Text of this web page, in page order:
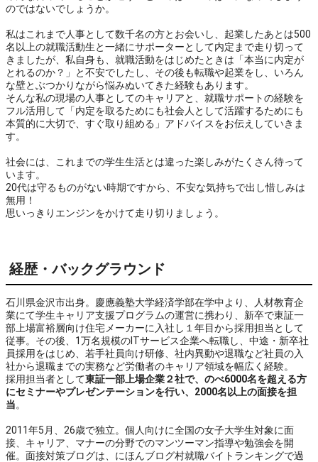
のではないでしょうか。
私はこれまで人事として数千名の方とお会いし、起業したあとは500
名以上の就職活動生と一緒にサポーターとして内定まで走り切って
きましたが、私自身も、就職活動をはじめたときは「本当に内定が
とれるのか？」と不安でしたし、その後も転職や起業をし、いろん
な壁とぶつかりながら悩みぬいてきた経験もあります。
そんな私の現場の人事としてのキャリアと、就職サポートの経験を
フル活用して「内定を取るためにも社会人として活躍するためにも
本質的に大切で、すぐ取り組める」アドバイスをお伝えしていきま
す。
社会には、これまでの学生生活とは違った楽しみがたくさん待って
います。
20代は守るものがない時期ですから、不安な気持ちで出し惜しみは
無用！
思いっきりエンジンをかけて走り切りましょう。
経歴・バックグラウンド
石川県金沢市出身。慶應義塾大学経済学部在学中より、人材教育企
業にて学生キャリア支援プログラムの運営に携わり、新卒で東証一
部上場富裕層向け住宅メーカーに入社し１年目から採用担当として
従事。その後、1万名規模のITサービス企業へ転職し、中途・新卒社
員採用をはじめ、若手社員向け研修、社内異動や退職など社員の入
社から退職までの実務など労働者のキャリア領域を幅広く経験。
採用担当者として東証一部上場企業２社で、のべ6000名を超える方
にセミナーやプレゼンテーションを行い、2000名以上の面接を担
当。
2011年5月、26歳で独立。個人向けに全国の女子大学生対象に面
接、キャリア、マナーの分野でのマンツーマン指導や勉強会を開
催。面接対策ブログは、にほんブログ村就職バイトランキングで過